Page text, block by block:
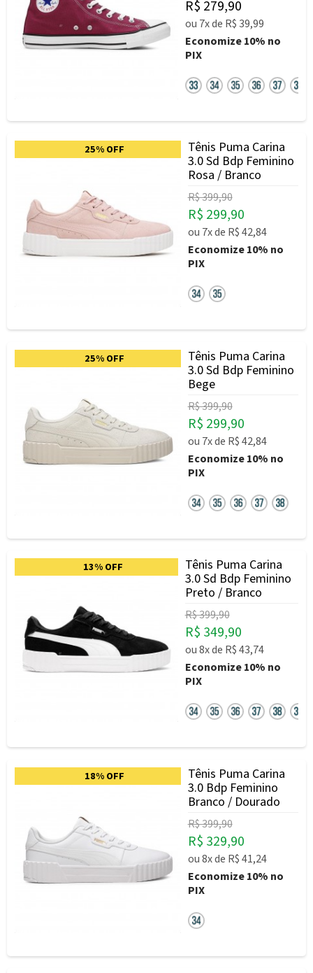
R$ 279,90
ou 7xde R$ 39,99
Economize10% no
PIX
25% OFF
Tênis Puma Carina
3.0 Sd Bdp Feminino
Rosa / Branco
R$ 399,90
R$ 299,90
ou 7xde R$ 42,84
Economize10% no
PIX
25% OFF
Tênis Puma Carina
3.0 Sd Bdp Feminino
Bege
R$ 399,90
R$ 299,90
ou 7xde R$ 42,84
Economize10% no
PIX
13% OFF
Tênis Puma Carina
3.0 Sd Bdp Feminino
Preto / Branco
R$ 399,90
R$ 349,90
ou8xde R$ 43,74
Economize10% no
PIX
18% OFF
Tênis Puma Carina
3.0 Bdp Feminino
Branco / Dourado
R$ 399,90
R$ 329,90
ou8xde R$ 41,24
Economize10% no
PIX